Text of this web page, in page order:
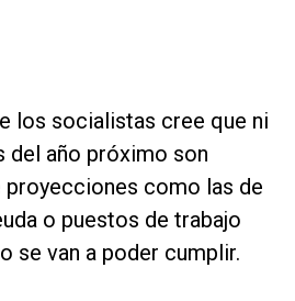
los socialistas cree que ni
del año próximo son
proyecciones como las de
o puestos de trabajo
se van a poder cumplir.